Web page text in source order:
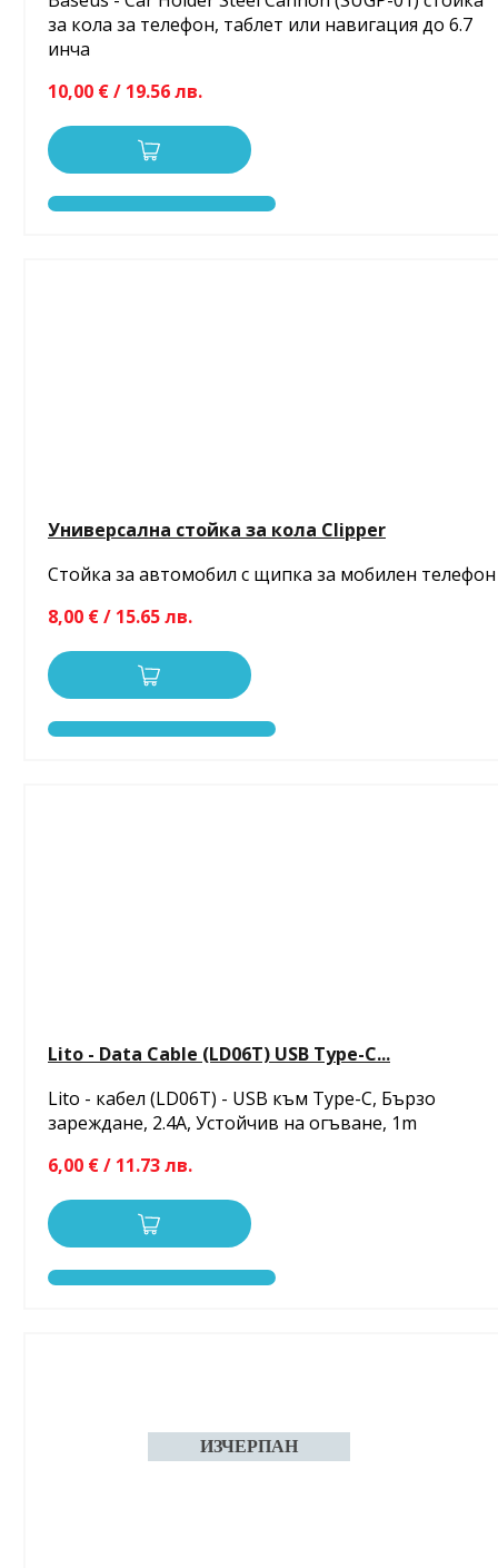
за кола за телефон, таблет или навигация до 6.7
инча
10,00 € / 19.56 лв.
Универсална стойка за кола Clipper
Стойка за автомобил с щипка за мобилен телефон
8,00 € / 15.65 лв.
Lito - Data Cable (LD06T) USB Type-C...
Lito - кабел (LD06T) - USB към Type-C, Бързо
зареждане, 2.4A, Устойчив на огъване, 1m
6,00 € / 11.73 лв.